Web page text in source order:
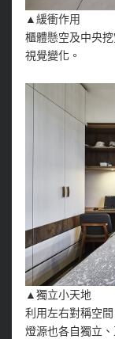
▲緩衝作用
櫃體懸空及中央
視覺變化。
▲獨立小天地
利用左右對稱空
燈源也各自獨立、